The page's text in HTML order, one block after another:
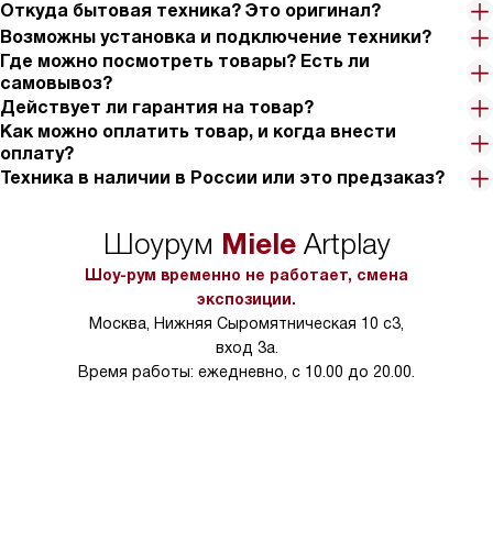
Откуда бытовая техника? Это оригинал?
Возможны установка и подключение техники?
Где можно посмотреть товары? Есть ли
самовывоз?
Действует ли гарантия на товар?
Как можно оплатить товар, и когда внести
оплату?
Техника в наличии в России или это предзаказ?
Шоурум MieleArtplay
Шоу-рум временно не работает, смена
экспозиции.
Москва, Нижняя Сыромятническая 10 с3,
вход 3а.
Время работы: ежедневно, с 10.00 до 20.00.